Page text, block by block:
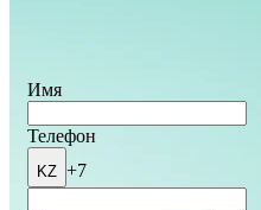
Имя
Телефон
KZ +7